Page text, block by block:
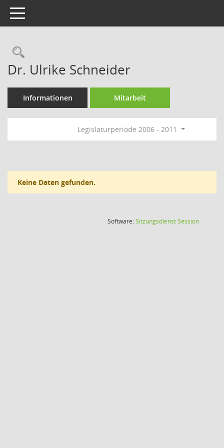
Toggle navigation
Rechercheauswahl
Dr. Ulrike Schneider
Informationen Mitarbeit
Legislaturperiode 2006 - 2011
Keine Daten gefunden.
Software:SitzungsdienstSession(Wird in